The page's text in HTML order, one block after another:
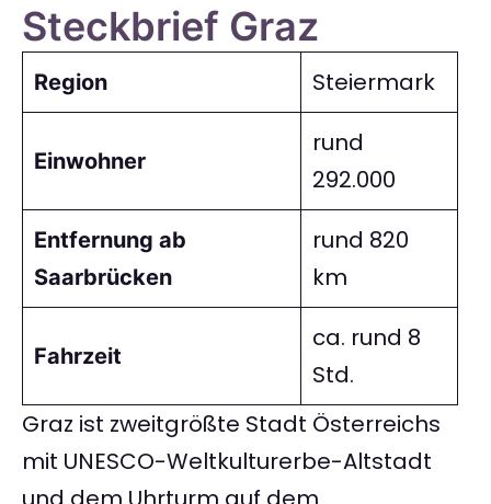
Steckbrief Graz
Region Steiermark
Einwohner
rund
292.000
Entfernung ab
Saarbrücken
rund 820
km
Fahrzeit
ca. rund 8
Std.
Graz ist zweitgrößte Stadt Österreichs
mit UNESCO-Weltkulturerbe-Altstadt